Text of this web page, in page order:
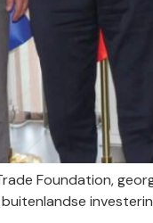
Foundation,